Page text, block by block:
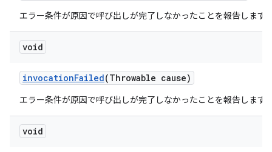
エラー条件が原因で呼び出しが完了しなかったことを報告します
void
invocationFailed(Throwable cause)
エラー条件が原因で呼び出しが完了しなかったことを報告します
void